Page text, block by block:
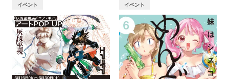
イベント イベント